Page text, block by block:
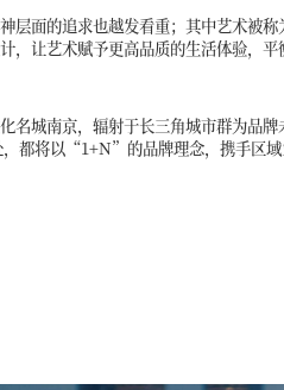
层面的追求也越发看重；其中艺术
，让艺术赋予更高品质的生活体验，平
名城南京，辐射于长三角城市群为品
都将以“1+N”的品牌理念，携手区